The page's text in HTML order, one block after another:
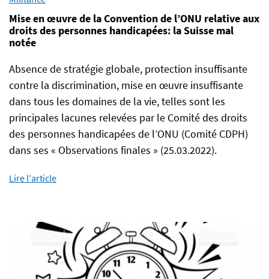
Mise en œuvre de la Convention de l’ONU relative aux
droits des personnes handicapées: la Suisse mal
notée
Absence de stratégie globale, protection insuffisante
contre la discrimination, mise en œuvre insuffisante
dans tous les domaines de la vie, telles sont les
principales lacunes relevées par le Comité des droits
des personnes handicapées de l’ONU (Comité CDPH)
dans ses « Observations finales » (25.03.2022).
Lire l'article